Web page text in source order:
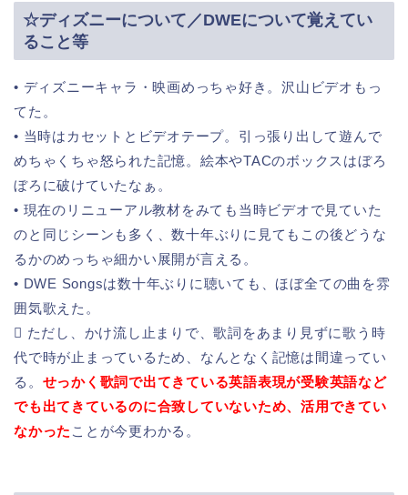
☆ディズニーについて／DWEについて覚えてい
ること等
• ディズニーキャラ・映画めっちゃ好き。沢山ビデオもっ
てた。
• 当時はカセットとビデオテープ。引っ張り出して遊んで
めちゃくちゃ怒られた記憶。絵本やTACのボックスはぼろ
ぼろに破けていたなぁ。
• 現在のリニューアル教材をみても当時ビデオで見ていた
のと同じシーンも多く、数十年ぶりに見てもこの後どうな
るかのめっちゃ細かい展開が言える。
• DWE Songsは数十年ぶりに聴いても、ほぼ全ての曲を雰
囲気歌えた。
 ただし、かけ流し止まりで、歌詞をあまり見ずに歌う時
代で時が止まっているため、なんとなく記憶は間違ってい
る。 せっかく歌詞で出てきている英語表現が受験英語など
でも出てきているのに合致していないため、活用できてい
なかった ことが今更わかる。